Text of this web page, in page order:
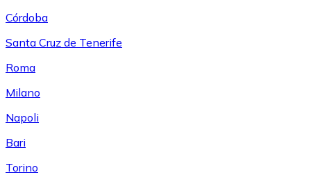
Córdoba
Santa Cruz de Tenerife
Roma
Milano
Napoli
Bari
Torino